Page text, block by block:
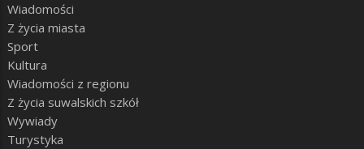
Wiadomości
Z życia miasta
Sport
Kultura
Wiadomości z regionu
Z życia suwalskich szkół
Wywiady
Turystyka